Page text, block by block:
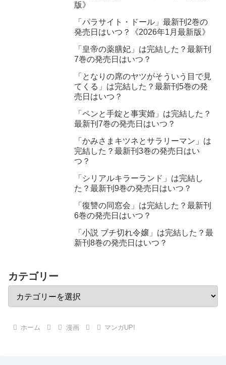
版》
「パラサイト・ドール」最新刊2巻の
発売日はいつ？《2026年1月最新版》
「皇帝の薬膳妃」は完結した？最新刊
7巻の発売日はいつ？
「となりの席のヤツがそういう目で見
てくる」は完結した？最新刊5巻の発
売日はいつ？
「ペンと手錠と事実婚」は完結した？
最新刊7巻の発売日はいつ？
「かみさまキツネとサラリーマン」は
完結した？最新刊3巻の発売日はい
つ？
「シリアルキラーランド」は完結し
た？最新刊9巻の発売日はいつ？
「復讐の同窓会」は完結した？最新刊
6巻の発売日はいつ？
「小説 ブチ切れ令嬢」は完結した？最
新刊8巻の発売日はいつ？
カテゴリー
ホーム 漫画 マンガUP!